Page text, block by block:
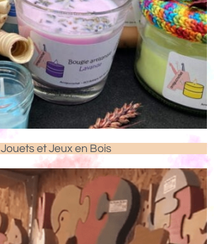
Jouets et Jeux en Bois